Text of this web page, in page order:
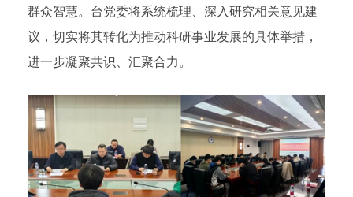
群众智慧。台党委将系统梳理、深入研究相关意见建
议，切实将其转化为推动科研事业发展的具体举措，
进一步凝聚共识、汇聚合力。